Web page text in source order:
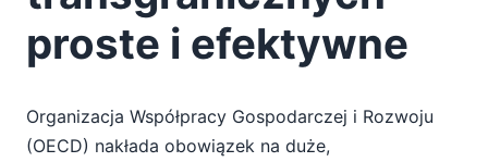
proste i efektywne
Organizacja Współpracy Gospodarczej i Rozwoju
(OECD) nakłada obowiązek na duże,